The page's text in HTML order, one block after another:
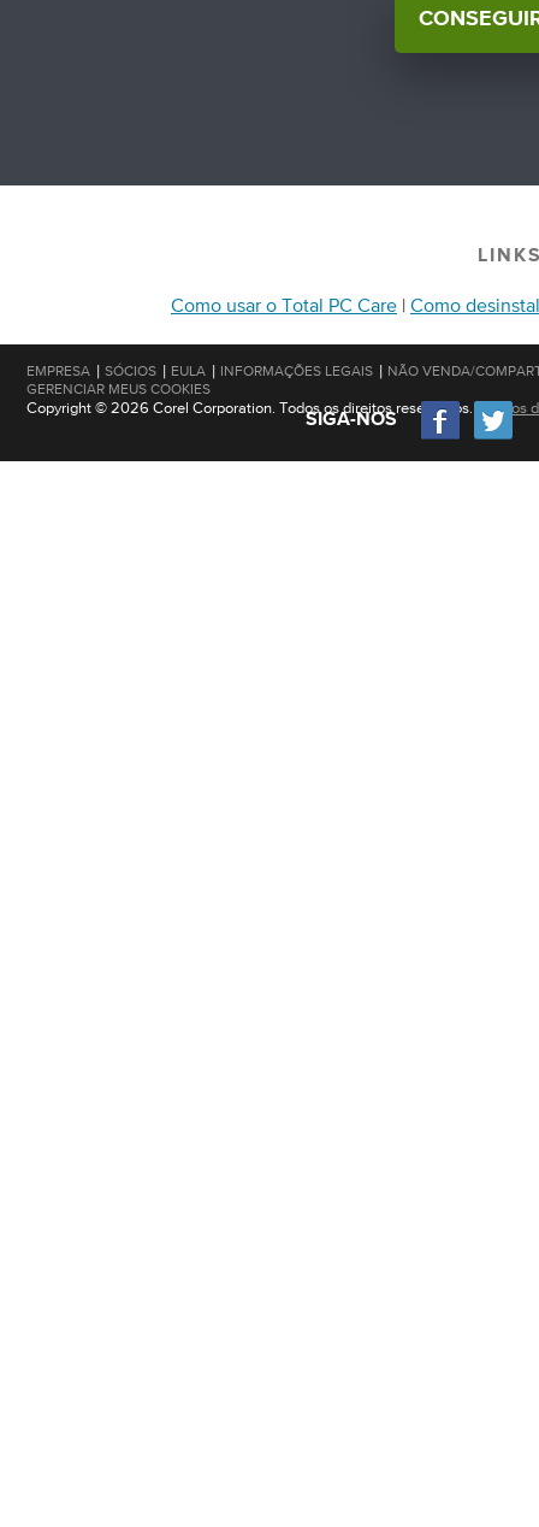
Como usar o Total PC Care | Como
EMPRESA | SÓCIOS | EULA | INFORMAÇÕES LEGAIS | NÃO VENDA/
GERENCIAR MEUS COOKIES
Copyright © 2026 Corel Corporation. Todos os direitos reservados. Termos
SIGA-NOS